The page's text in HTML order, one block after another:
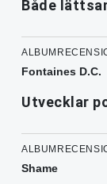
Både
Fontaines D.C.
Utvecklar
Shame